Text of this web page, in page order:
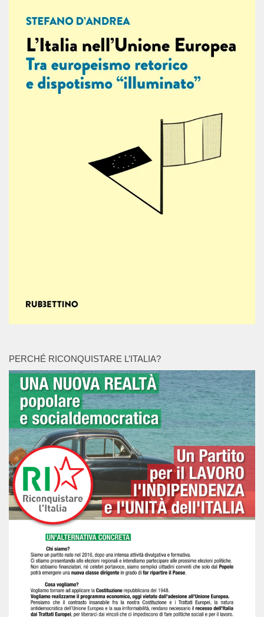
PERCHÉ RICONQUISTARE L’ITALIA?